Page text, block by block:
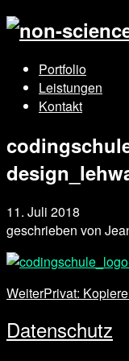
Portfolio
Leistungen
Kontakt
11. Juli 2018
geschrieben von
WeiterPrivat:
Datenschutz